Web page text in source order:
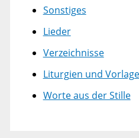
Sonstiges
Lieder
Verzeichnisse
Liturgien und
Worte aus der Stille